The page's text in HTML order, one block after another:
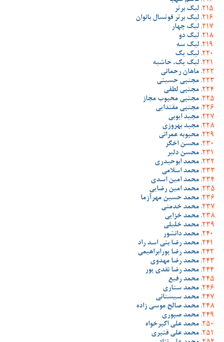
لیگ برتر
لیگ برتر فوتسال بانوان
لیگ چهار
لیگ دو
لیگ سه
لیگ یک
لیگ یک، حاشیه
ماهان رحمانی
مجتبی حسینی
مجتبی لطفی
مجتبی محبوب مجاز
مجتبی مقتدایی
مجید ایوبی
مجید بهروزی
محبوبه عمرانی
محسن اخگر
محسن دلیر
محمد ابوحیدری
محمد اسلامی
محمد امین اسدی
محمد امین رضایی
محمد حسین مهرآزما
محمد خدمتی
محمد خزایی
محمد خلیلی
محمد دانشور
محمد رضا بنی اسد راد
محمد رضا پورابراهیمی
محمد رضا مهدوی
محمد رضا نقدی پور
محمد رفیع
محمد ستاری
محمد سیستانی
محمد صالح موسی زاده
محمد صبوری
محمد علی اکبرخواه
محمد علی قنبری